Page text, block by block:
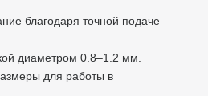
благодаря точной подаче
диаметром 0.8–1.2 мм.
для работы в